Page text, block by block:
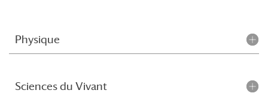
Physique
Sciences du Vivant